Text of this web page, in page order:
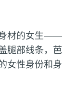
身材的女生——
腿部线条，芭
女性身份和身